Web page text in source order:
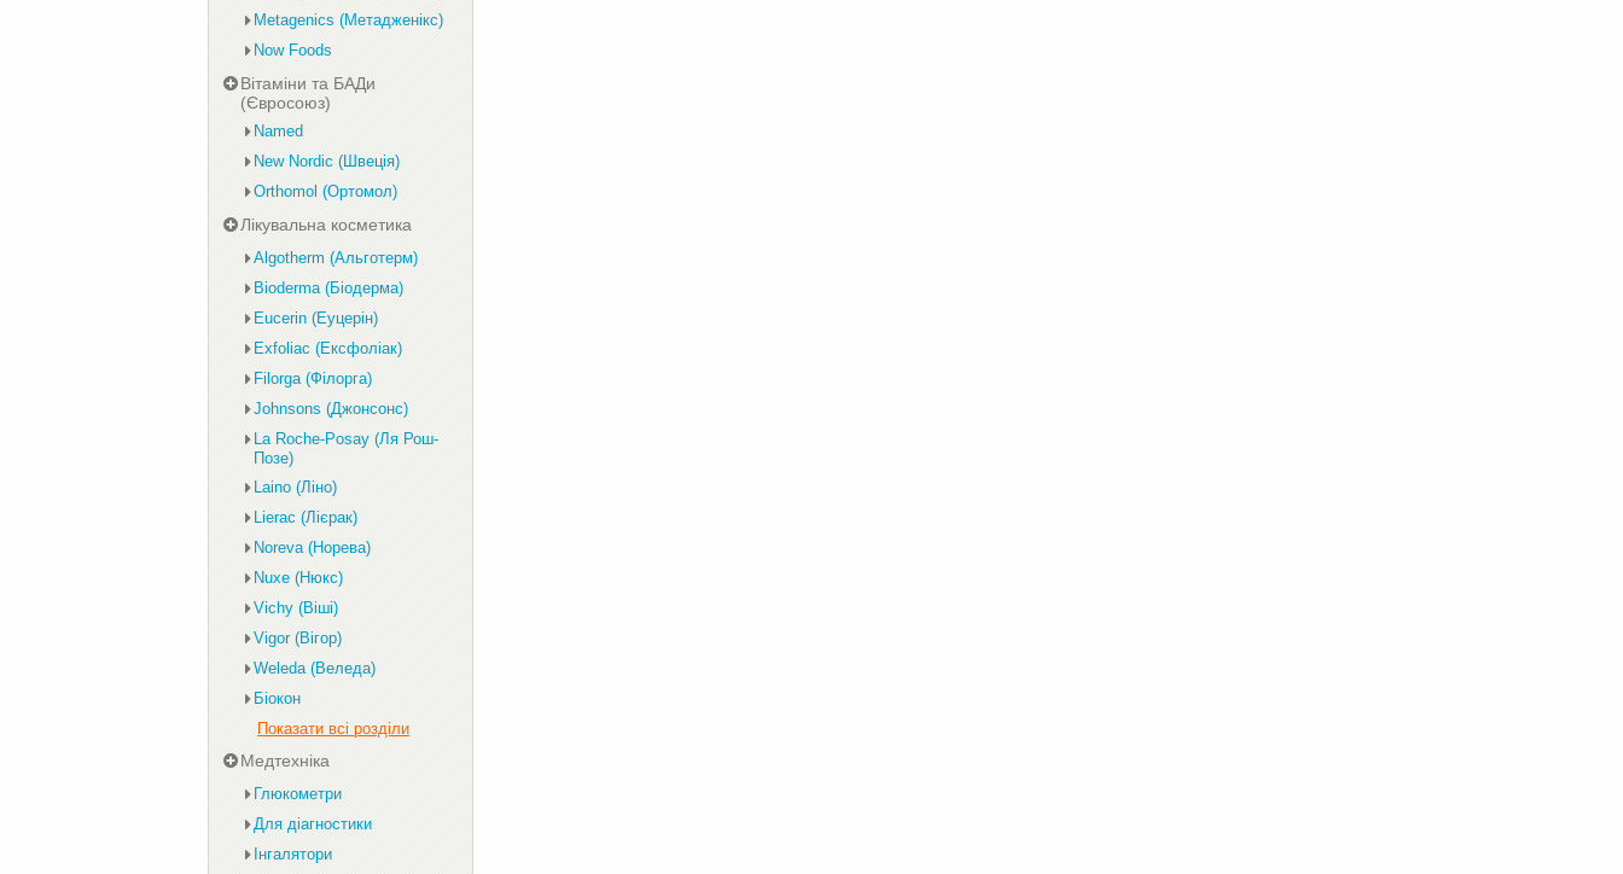
Metagenics (Метадженікс)
Now Foods
Вітаміни та БАДи
(Євросоюз)
Named
New Nordic (Швеція)
Orthomol (Ортомол)
Лікувальна косметика
Algotherm (Альготерм)
Bioderma (Біодерма)
Eucerin (Еуцерін)
Exfoliac (Ексфоліак)
Filorga (Філорга)
Johnsons (Джонсонс)
La Roche-Posay (Ля Рош-
Позе)
Laino (Ліно)
Lierac (Лієрак)
Noreva (Норева)
Nuxe (Нюкс)
Vichy (Віші)
Vigor (Вігор)
Weleda (Веледа)
Біокон
Показати всі розділи
Медтехніка
Глюкометри
Для діагностики
Інгалятори